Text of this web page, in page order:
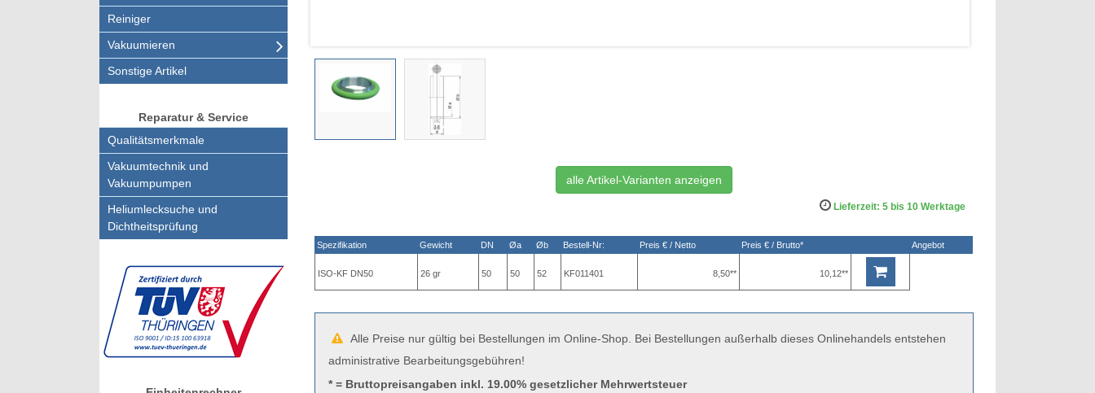
Reiniger
Vakuumieren
Sonstige Artikel
Reparatur & Service
Qualitätsmerkmale
Vakuumtechnik und
Vakuumpumpen
Heliumlecksuche und
Dichtheitsprüfung
alle Artikel-Varianten anzeigen
Lieferzeit: 5 bis 10 Werktage
Spezifikation Gewicht DN Øa Øb Bestell-Nr: Preis € / Netto Preis € / Brutto* Angebot
ISO-KF DN50 26 gr 50 50 52 KF011401 8,50** 10,12**
Alle Preise nur gültig bei Bestellungen im Online-Shop. Bei Bestellungen außerhalb dieses Onlinehandels entstehen
administrative Bearbeitungsgebühren!
* = Bruttopreisangaben inkl. 19.00% gesetzlicher Mehrwertsteuer